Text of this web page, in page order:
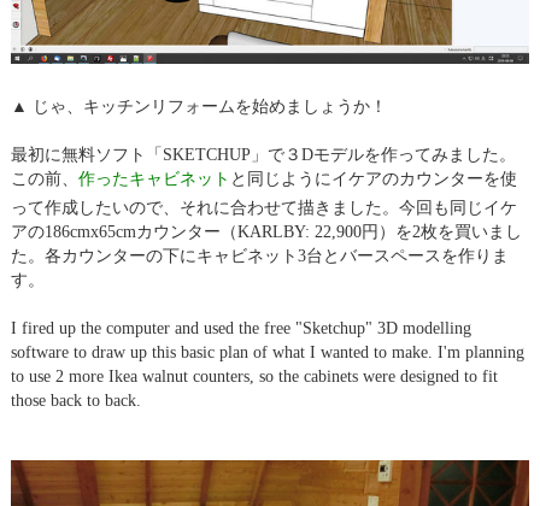
▲ じゃ、キッチンリフォームを始めましょうか！
最初に無料ソフト「SKETCHUP」で３Dモデルを作ってみました。
この前、 作ったキャビネット と同じようにイケアのカウンターを使
って作成したいので、それに合わせて描きました。今回も同じイケ
アの186cmx65cmカウンター（KARLBY: 22,900円）を2枚を買いまし
た。各カウンターの下にキャビネット3台とバースペースを作りま
す。
I fired up the computer and used the free "Sketchup" 3D modelling
software to draw up this basic plan of what I wanted to make. I'm planning
to use 2 more Ikea walnut counters, so the cabinets were designed to fit
those back to back.